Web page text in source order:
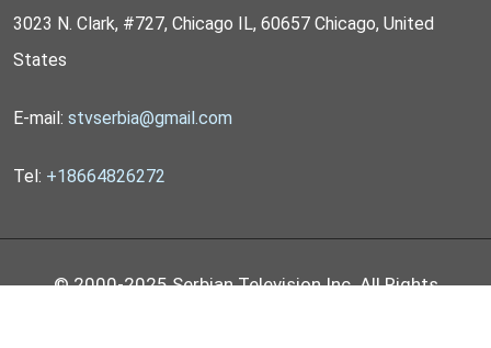
3023 N. Clark, #727, Chicago IL, 60657 Chicago, United
States
E-mail: stvserbia@gmail.com
Tel: +18664826272
© 2000-2025 Serbian Television Inc. All Rights